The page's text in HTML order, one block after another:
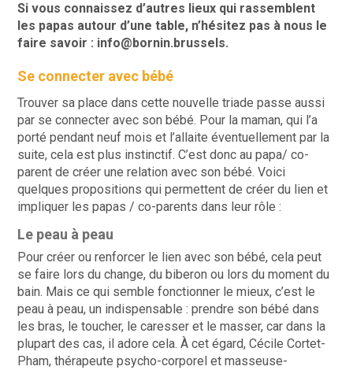
Si vous connaissez d’autres lieux qui rassemblent
les papas autour d’une table, n’hésitez pas à nous le
faire savoir : info@bornin.brussels.
Se connecter avec bébé
Trouver sa place dans cette nouvelle triade passe aussi
par se connecter avec son bébé. Pour la maman, qui l’a
porté pendant neuf mois et l’allaite éventuellement par la
suite, cela est plus instinctif. C’est donc au papa/ co-
parent de créer une relation avec son bébé. Voici
quelques propositions qui permettent de créer du lien et
impliquer les papas / co-parents dans leur rôle :
Le peau à peau
Pour créer ou renforcer le lien avec son bébé, cela peut
se faire lors du change, du biberon ou lors du moment du
bain. Mais ce qui semble fonctionner le mieux, c’est le
peau à peau, un indispensable : prendre son bébé dans
les bras, le toucher, le caresser et le masser, car dans la
plupart des cas, il adore cela. À cet égard, Cécile Cortet-
Pham, thérapeute psycho-corporel et masseuse-